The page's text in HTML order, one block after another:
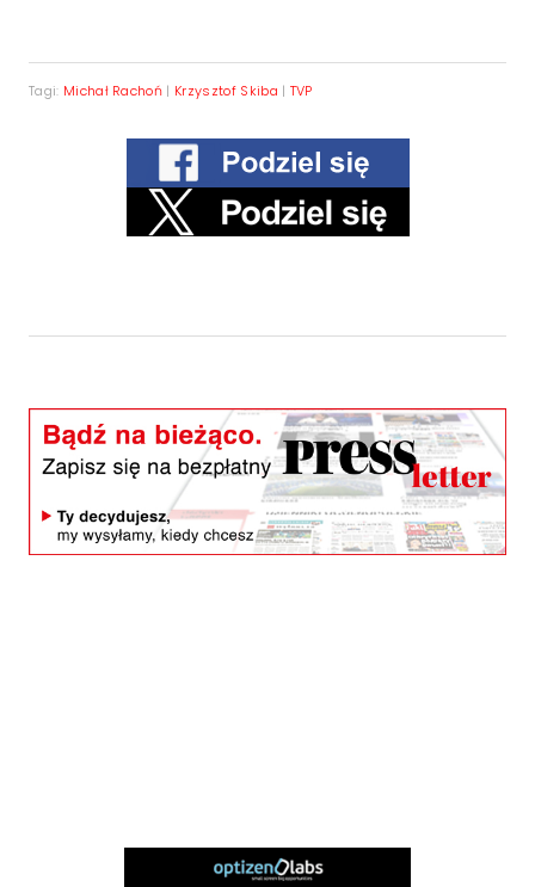
Tagi: Michał Rachoń | Krzysztof Skiba | TVP